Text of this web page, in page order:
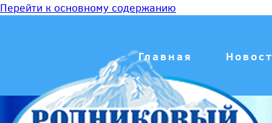
Перейти к основному содержанию
Главная